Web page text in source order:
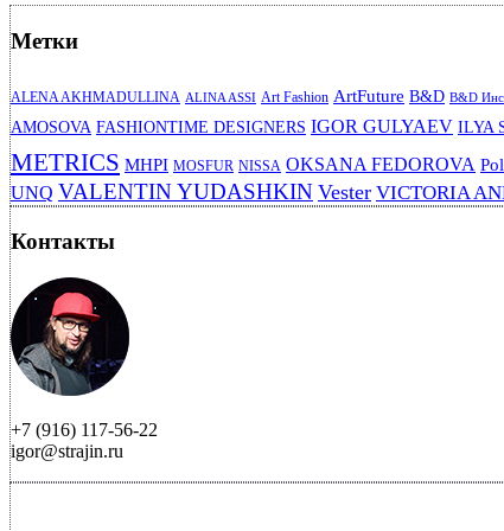
Метки
ALENA AKHMADULLINA ALINA ASSI Art Fashion ArtFuture B&D B&D
AMOSOVA FASHIONTIME DESIGNERS IGOR GULYAEV ILYA
METRICS MHPI MOSFUR NISSA OKSANA FEDOROVA
UNQ VALENTIN YUDASHKIN Vester VICTORIA
Контакты
+7 (916) 117-56-22
igor@strajin.ru